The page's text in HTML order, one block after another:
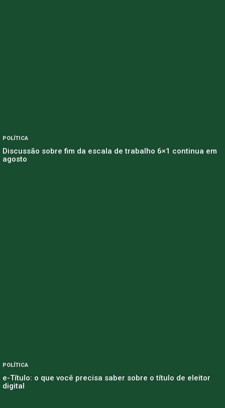
POLÍTICA
Discussão sobre fim da escala de trabalho 6×1 continua em
agosto
POLÍTICA
e-Título: o que você precisa saber sobre o título de eleitor
digital